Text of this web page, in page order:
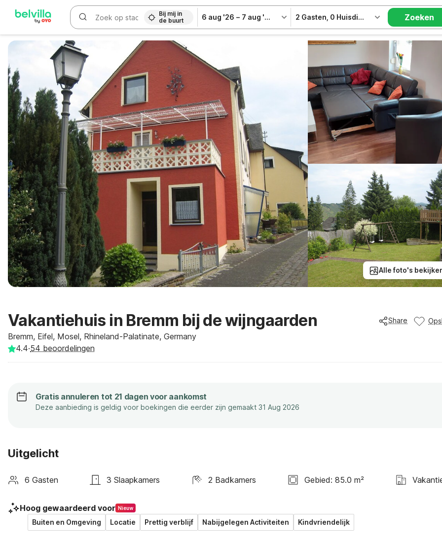
WIZARD MEMBER
Bij mij in
de buurt
6 aug '26 – 7 aug '26 2 Gasten 0 Huisdieren Zoeken
Alle foto's
Vakantiehuis in Bremm bij de wijngaarden
Bremm, Eifel, Mosel, Rhineland-Palatinate, Germany
Share
4.4·54 beoordelingen
Gratis annuleren tot 21 dagen voor aankomst
Deze aanbieding is geldig voor boekingen die eerder zijn gemaakt 31 Aug 2026
Uitgelicht
6 Gasten 3 Slaapkamers 2 Badkamers Gebied: 85.0 m²
Hoog gewaardeerd voor Nieuw
Buiten en Omgeving Locatie Prettig verblijf Nabijgelegen Activiteiten Kindvriendelijk